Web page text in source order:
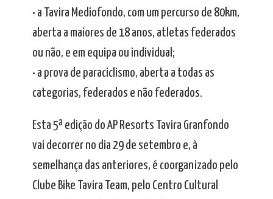
• a Tavira Mediofondo, com um percurso de 80km,
aberta a maiores de 18 anos, atletas federados
ou não, e em equipa ou individual;
• a prova de paraciclismo, aberta a todas as
categorias, federados e não federados.
Esta 5ª edição do AP Resorts Tavira Granfondo
vai decorrer no dia 29 de setembro e, à
semelhança das anteriores, é coorganizado pelo
Clube Bike Tavira Team, pelo Centro Cultural